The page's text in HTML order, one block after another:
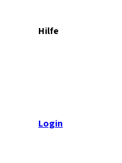
Hilfe
Login